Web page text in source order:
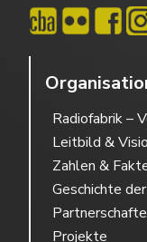
Radiofabrik –
Leitbild &
Zahlen &
Geschichte
Projekte